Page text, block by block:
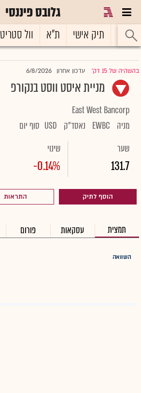
גלובס פיננסי
ראשי תיק אישי ת"א וול סטריט
בהשהיה של 15 דק' |עדכון אחרון 6/8/2026
מניית איסט ווסט בנקורפ
East West Bancorp
מניה
EWBC נאסד"ק USD סוף יום
שער
131.7
שינוי
-0.14%
הוסף לתיק התראות
תמצית עסקאות פורום
השוואה